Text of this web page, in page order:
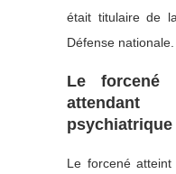
était titulaire de
Défense nationale.
Le forcené
psychiatrique
Le forcené